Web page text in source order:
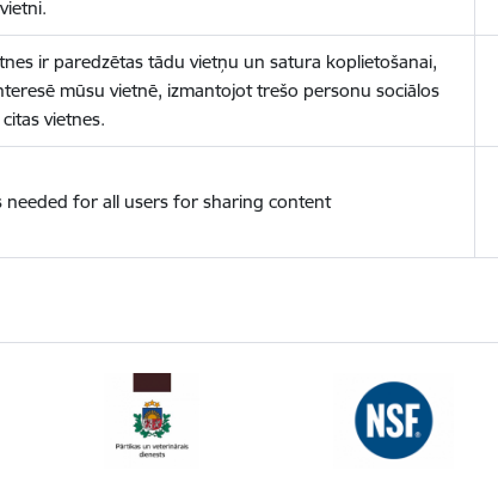
ir paredzētas tādu vietņu un satura koplietošanai,
mūsu vietnē, izmantojot trešo personu sociālos
vietnes.
needed for all users for sharing content